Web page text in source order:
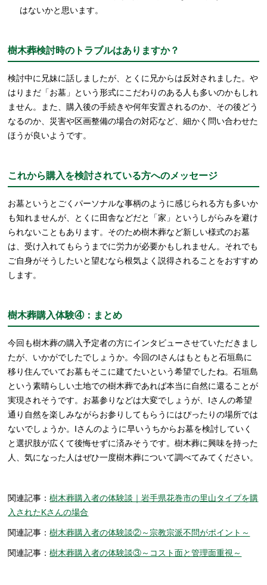
はないかと思います。
樹木葬検討時のトラブルはありますか？
検討中に兄妹に話しましたが、とくに兄からは反対されました。や
はりまだ「お墓」という形式にこだわりのある人も多いのかもしれ
ません。また、購入後の手続きや何年安置されるのか、その後どう
なるのか、災害や区画整備の場合の対応など、細かく問い合わせた
ほうが良いようです。
これから購入を検討されている方へのメッセージ
お墓というとごくパーソナルな事柄のように感じられる方も多いか
も知れませんが、とくに田舎などだと「家」というしがらみを避け
られないこともあります。そのため樹木葬など新しい様式のお墓
は、受け入れてもらうまでに労力が必要かもしれません。それでも
ご自身がそうしたいと望むなら根気よく説得されることをおすすめ
します。
樹木葬購入体験④：まとめ
今回も樹木葬の購入予定者の方にインタビューさせていただきまし
たが、いかがでしたでしょうか。今回のIさんはもともと石垣島に
移り住んでいてお墓もそこに建てたいという希望でしたね。石垣島
という素晴らしい土地での樹木葬であれば本当に自然に還ることが
実現されそうです。お墓参りなどは大変でしょうが、Iさんの希望
通り自然を楽しみながらお参りしてもらうにはぴったりの場所では
ないでしょうか。Iさんのように早いうちからお墓を検討していく
と選択肢が広くて後悔せずに済みそうです。樹木葬に興味を持った
人、気になった人はぜひ一度樹木葬について調べてみてください。
関連記事：樹木葬購入者の体験談｜岩手県花巻市の里山タイプを購
入されたKさんの場合
関連記事：樹木葬購入者の体験談②～宗教宗派不問がポイント～
関連記事：樹木葬購入者の体験談③～コスト面と管理面重視～